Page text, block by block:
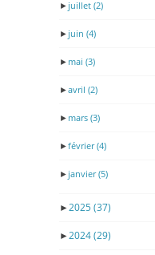
► juillet (2)
► juin (4)
► mai (3)
►avril (2)
► mars (3)
►février(4)
► janvier(5)
►2025(37)
►2024(29)